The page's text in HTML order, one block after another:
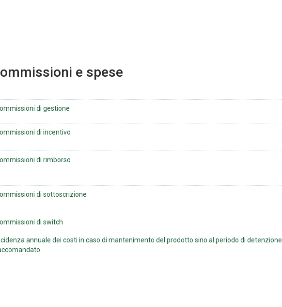
e spese
di gestione
di incentivo
di rimborso
di sottoscrizione
di switch
annuale dei costi in caso di mantenimento del prodotto sino al periodo di detenzione